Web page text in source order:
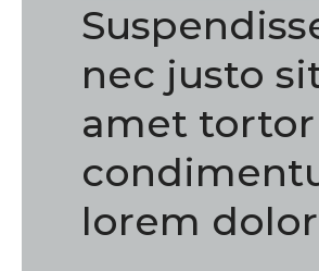
nec justo
amet tortor
lorem dolor